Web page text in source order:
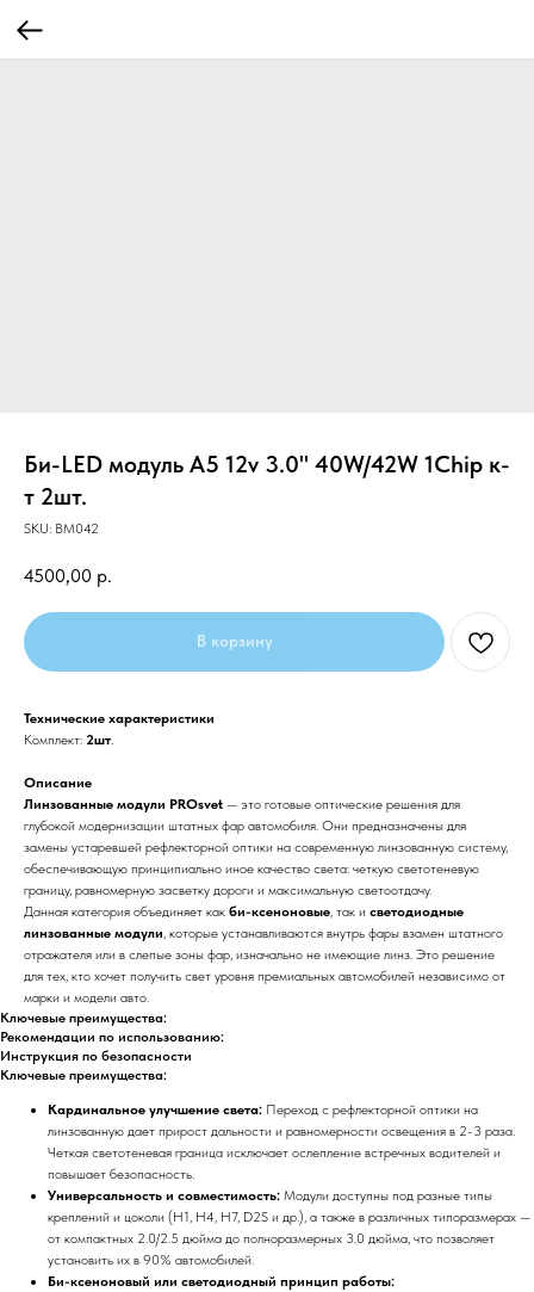
Би-LED модуль A5 12v 3.0" 40W/42W 1Chip к-
т 2шт.
SKU: BM042
4500,00 р.
В корзину
Технические характеристики
Комплект: 2шт.
Описание
Линзованные модули PROsvet — это готовые оптические решения для
глубокой модернизации штатных фар автомобиля. Они предназначены для
замены устаревшей рефлекторной оптики на современную линзованную систему,
обеспечивающую принципиально иное качество света: четкую светотеневую
границу, равномерную засветку дороги и максимальную светоотдачу.
Данная категория объединяет как би-ксеноновые, так и светодиодные
линзованные модули, которые устанавливаются внутрь фары взамен штатного
отражателя или в слепые зоны фар, изначально не имеющие линз. Это решение
для тех, кто хочет получить свет уровня премиальных автомобилей независимо от
марки и модели авто.
Ключевые преимущества:
Рекомендации по использованию:
Инструкция по безопасности
Ключевые преимущества:
Кардинальное улучшение света: Переход с рефлекторной оптики на
линзованную дает прирост дальности и равномерности освещения в 2-3 раза.
Четкая светотеневая граница исключает ослепление встречных водителей и
повышает безопасность.
Универсальность и совместимость: Модули доступны под разные типы
креплений и цоколи (H1, H4, H7, D2S и др.), а также в различных типоразмерах —
от компактных 2.0/2.5 дюйма до полноразмерных 3.0 дюйма, что позволяет
установить их в 90% автомобилей.
Би-ксеноновый или светодиодный принцип работы: